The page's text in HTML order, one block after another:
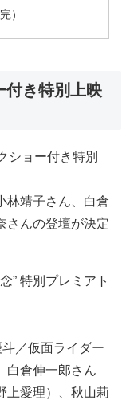
）
付き特別上映
ショー付き特別
靖子さん、白倉
さんの登壇が決定
” 特別プレミアト
／仮面ライダー
白倉伸一郎さん
上愛理）、秋山莉